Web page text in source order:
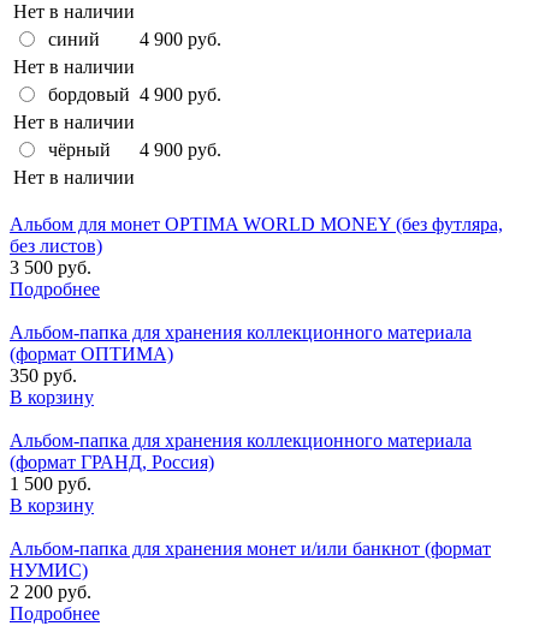
Нет в наличии
синий
4 900 руб.
Нет в наличии
бордовый 4 900 руб.
Нет в наличии
чёрный
4 900 руб.
Нет в наличии
Альбом для монет OPTIMA WORLD MONEY (без футляра,
без листов)
3 500 руб.
Подробнее
Альбом-папка для хранения коллекционного материала
(формат ОПТИМА)
350 руб.
В корзину
Альбом-папка для хранения коллекционного материала
(формат ГРАНД, Россия)
1 500 руб.
В корзину
Альбом-папка для хранения монет и/или банкнот (формат
НУМИС)
2 200 руб.
Подробнее